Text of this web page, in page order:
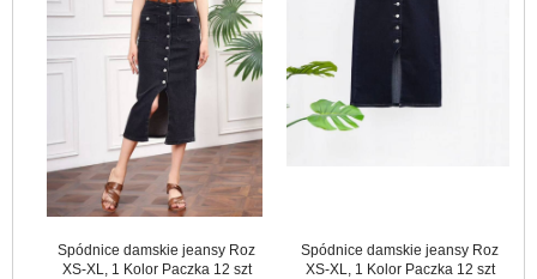
Spódnice damskie jeansy Roz
XS-XL, 1 Kolor Paczka 12 szt
Spódnice damskie jeansy Roz
XS-XL, 1 Kolor Paczka 12 szt